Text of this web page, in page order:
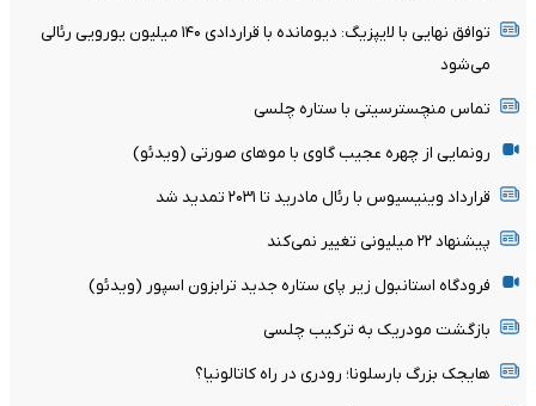
توافق نهایی با لایپزیگ: دیومانده با قراردادی ۱۴۰ میلیون یورویی رئالی
می‌شود
تماس منچسترسیتی با ستاره چلسی
رونمایی از چهره عجیب گاوی با موهای صورتی (ویدئو)
قرارداد وینیسیوس با رئال مادرید تا ۲۰۳۱ تمدید شد
پیشنهاد ۲۲ میلیونی تغییر نمی‌کند
فرودگاه استانبول زیر پای ستاره جدید ترابزون اسپور (ویدئو)
بازگشت مودریک به ترکیب چلسی
هایجک بزرگ بارسلونا؛ رودری در راه کاتالونیا؟